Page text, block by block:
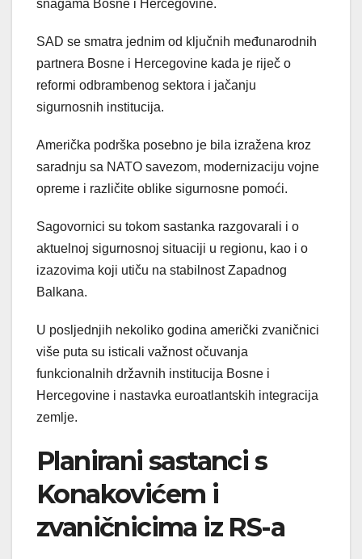
snagama Bosne i Hercegovine.
SAD se smatra jednim od ključnih međunarodnih
partnera Bosne i Hercegovine kada je riječ o
reformi odbrambenog sektora i jačanju
sigurnosnih institucija.
Američka podrška posebno je bila izražena kroz
saradnju sa NATO savezom, modernizaciju vojne
opreme i različite oblike sigurnosne pomoći.
Sagovornici su tokom sastanka razgovarali i o
aktuelnoj sigurnosnoj situaciji u regionu, kao i o
izazovima koji utiču na stabilnost Zapadnog
Balkana.
U posljednjih nekoliko godina američki zvaničnici
više puta su isticali važnost očuvanja
funkcionalnih državnih institucija Bosne i
Hercegovine i nastavka euroatlantskih integracija
zemlje.
Planirani sastanci s
Konakovićem i
zvaničnicima iz RS-a